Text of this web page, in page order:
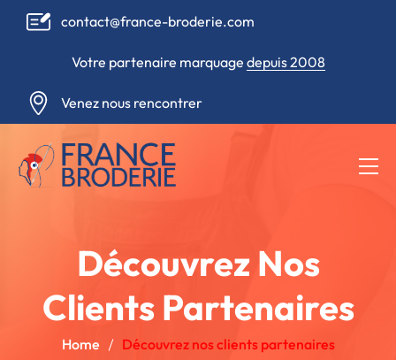
contact@france-broderie.com
Votre partenaire marquage depuis 2008
Venez nous rencontrer
Découvrez Nos
Clients Partenaires
Home Découvrez nos clients partenaires